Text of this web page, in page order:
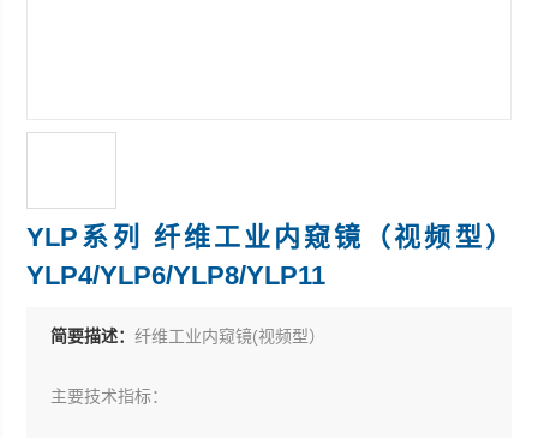
YLP系列 纤维工业内窥镜（视频型）
YLP4/YLP6/YLP8/YLP11
简要描述：纤维工业内窥镜(视频型）
主要技术指标：